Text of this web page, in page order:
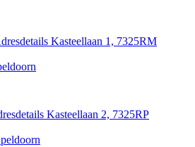
Kasteellaan 1, 7325RM
Kasteellaan 2, 7325RP